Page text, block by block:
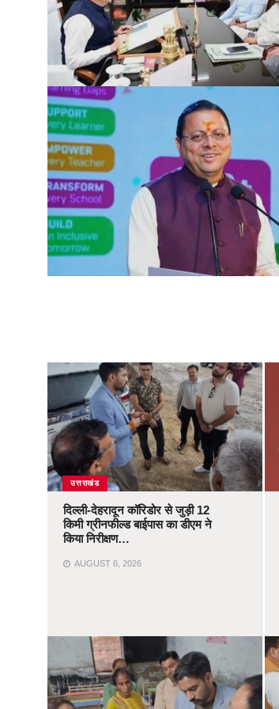
उत्तराखंड
दिल्ली-देहरादून कॉरिडोर से जुड़ी 12
किमी ग्रीनफील्ड बाईपास का डीएम ने
किया निरीक्षण…
AUGUST 6, 2026